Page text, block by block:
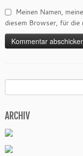
Meinen Namen,
diesem Browser, für die
nach:
ARCHIV